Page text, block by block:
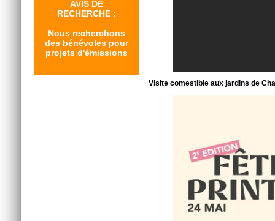
AVIS DE
RECHERCHE :
Nous recherchons
des bénévoles pour
projets d'émissions
Visite comestible aux jardins de